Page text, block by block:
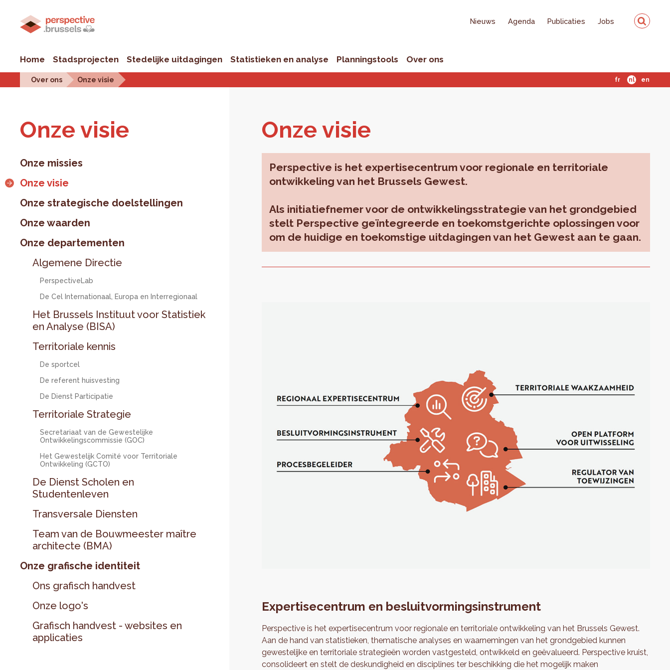
Nieuws Agenda Publicaties Jobs
Home Stadsprojecten Stedelijke uitdagingen Statistieken en analyse Planningstools Over ons
Over ons Onze visie fr nl en
Onze visie
Onze missies
Onze visie
Onze strategische doelstellingen
Onze waarden
Onze departementen
Algemene Directie
PerspectiveLab
De Cel Internationaal, Europa en Interregionaal
Het Brussels Instituut voor Statistiek
en Analyse (BISA)
Territoriale kennis
De sportcel
De referent huisvesting
De Dienst Participatie
Territoriale Strategie
Secretariaat van de Gewestelijke
Ontwikkelingscommissie (GOC)
Het Gewestelijk Comité voor Territoriale
Ontwikkeling (GCTO)
De Dienst Scholen en
Studentenleven
Transversale Diensten
Team van de Bouwmeester maître
architecte (BMA)
Onze grafische identiteit
Ons grafisch handvest
Onze logo's
Grafisch handvest - websites en
applicaties
Onze visie
Perspective is het expertisecentrum voor regionale en territoriale
ontwikkeling van het Brussels Gewest.
Als initiatiefnemer voor de ontwikkelingsstrategie van het grondgebied
stelt Perspective geïntegreerde en toekomstgerichte oplossingen voor
om de huidige en toekomstige uitdagingen van het Gewest aan te gaan.
Expertisecentrum en besluitvormingsinstrument
Perspective is het expertisecentrum voor regionale en territoriale ontwikkeling van het Brussels Gewest.
Aan de hand van statistieken, thematische analyses en waarnemingen van het grondgebied kunnen
gewestelijke en territoriale strategieën worden vastgesteld, ontwikkeld en geëvalueerd. Perspective kruist,
consolideert en stelt de deskundigheid en disciplines ter beschikking die het mogelijk maken